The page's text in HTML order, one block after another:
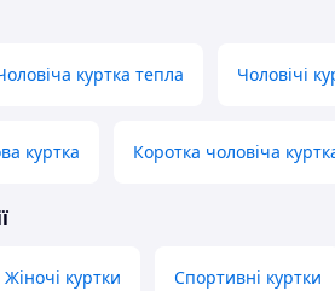
куртка тепла Чоловічі
куртка Коротка чоловіча
Жіночі куртки Спортивні куртки